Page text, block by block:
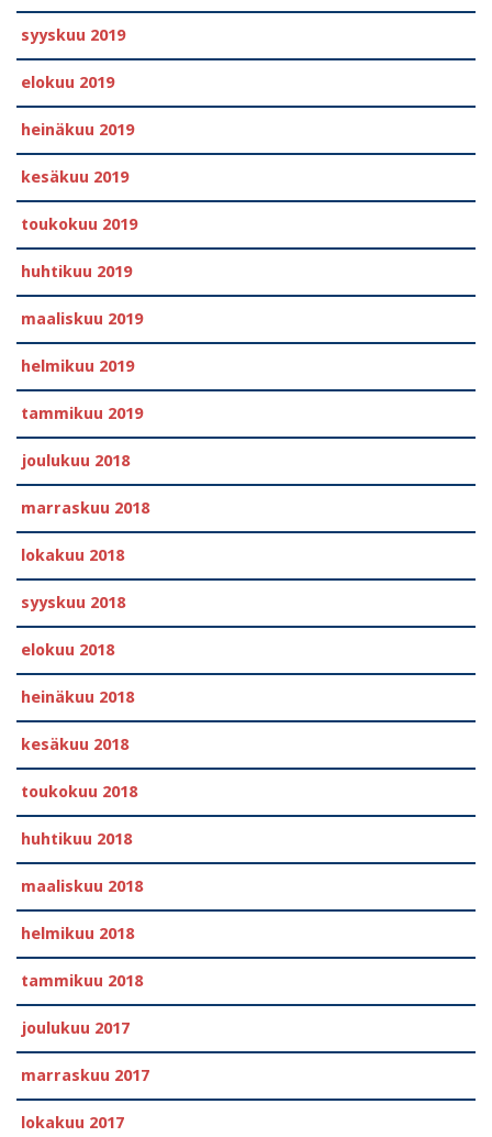
syyskuu 2019
elokuu 2019
heinäkuu 2019
kesäkuu 2019
toukokuu 2019
huhtikuu 2019
maaliskuu 2019
helmikuu 2019
tammikuu 2019
joulukuu 2018
marraskuu 2018
lokakuu 2018
syyskuu 2018
elokuu 2018
heinäkuu 2018
kesäkuu 2018
toukokuu 2018
huhtikuu 2018
maaliskuu 2018
helmikuu 2018
tammikuu 2018
joulukuu 2017
marraskuu 2017
lokakuu 2017